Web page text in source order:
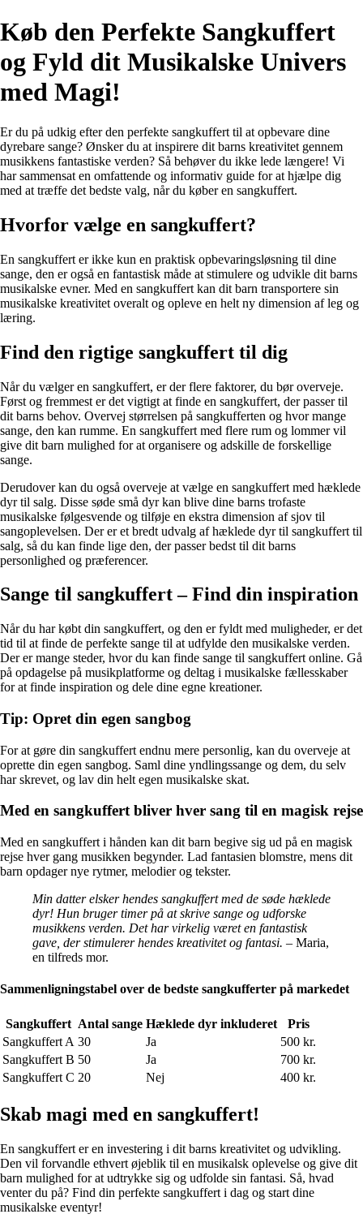
Køb den Perfekte Sangkuffert
og Fyld dit Musikalske Univers
med Magi!
Er du på udkig efter den perfekte sangkuffert til at opbevare dine
dyrebare sange? Ønsker du at inspirere dit barns kreativitet gennem
musikkens fantastiske verden? Så behøver du ikke lede længere! Vi
har sammensat en omfattende og informativ guide for at hjælpe dig
med at træffe det bedste valg, når du køber en sangkuffert.
Hvorfor vælge en sangkuffert?
En sangkuffert er ikke kun en praktisk opbevaringsløsning til dine
sange, den er også en fantastisk måde at stimulere og udvikle dit barns
musikalske evner. Med en sangkuffert kan dit barn transportere sin
musikalske kreativitet overalt og opleve en helt ny dimension af leg og
læring.
Find den rigtige sangkuffert til dig
Når du vælger en sangkuffert, er der flere faktorer, du bør overveje.
Først og fremmest er det vigtigt at finde en sangkuffert, der passer til
dit barns behov. Overvej størrelsen på sangkufferten og hvor mange
sange, den kan rumme. En sangkuffert med flere rum og lommer vil
give dit barn mulighed for at organisere og adskille de forskellige
sange.
Derudover kan du også overveje at vælge en sangkuffert med hæklede
dyr til salg. Disse søde små dyr kan blive dine barns trofaste
musikalske følgesvende og tilføje en ekstra dimension af sjov til
sangoplevelsen. Der er et bredt udvalg af hæklede dyr til sangkuffert til
salg, så du kan finde lige den, der passer bedst til dit barns
personlighed og præferencer.
Sange til sangkuffert – Find din inspiration
Når du har købt din sangkuffert, og den er fyldt med muligheder, er det
tid til at finde de perfekte sange til at udfylde den musikalske verden.
Der er mange steder, hvor du kan finde sange til sangkuffert online. Gå
på opdagelse på musikplatforme og deltag i musikalske fællesskaber
for at finde inspiration og dele dine egne kreationer.
Tip: Opret din egen sangbog
For at gøre din sangkuffert endnu mere personlig, kan du overveje at
oprette din egen sangbog. Saml dine yndlingssange og dem, du selv
har skrevet, og lav din helt egen musikalske skat.
Med en sangkuffert bliver hver sang til en magisk rejse
Med en sangkuffert i hånden kan dit barn begive sig ud på en magisk
rejse hver gang musikken begynder. Lad fantasien blomstre, mens dit
barn opdager nye rytmer, melodier og tekster.
Min datter elsker hendes sangkuffert med de søde hæklede
dyr! Hun bruger timer på at skrive sange og udforske
musikkens verden. Det har virkelig været en fantastisk
gave, der stimulerer hendes kreativitet og fantasi. – Maria,
en tilfreds mor.
Sammenligningstabel over de bedste sangkufferter på markedet
Sangkuffert Antal sange Hæklede dyr inkluderet
Pris
Sangkuffert A 30 Ja
500 kr.
Sangkuffert B 50 Ja
700 kr.
Sangkuffert C 20 Nej 400 kr.
Skab magi med en sangkuffert!
En sangkuffert er en investering i dit barns kreativitet og udvikling.
Den vil forvandle ethvert øjeblik til en musikalsk oplevelse og give dit
barn mulighed for at udtrykke sig og udfolde sin fantasi. Så, hvad
venter du på? Find din perfekte sangkuffert i dag og start dine
musikalske eventyr!